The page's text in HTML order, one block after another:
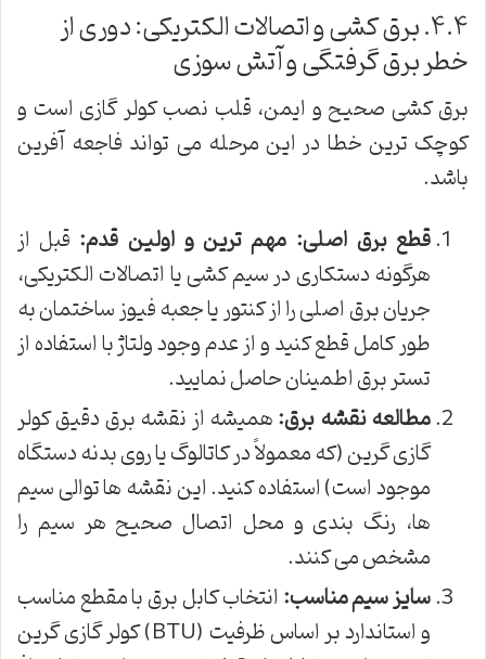
۴.۴. برق کشی و اتصالات الکتریکی: دوری از
خطر برق گرفتگی و آتش سوزی
برق کشی صحیح و ایمن، قلب نصب کولر گازی است و
کوچک ترین خطا در این مرحله می تواند فاجعه آفرین
باشد.
قطع برق اصلی: مهم ترین و اولین قدم: قبل از
هرگونه دستکاری در سیم کشی یا اتصالات الکتریکی،
جریان برق اصلی را از کنتور یا جعبه فیوز ساختمان به
طور کامل قطع کنید و از عدم وجود ولتاژ با استفاده از
تستر برق اطمینان حاصل نمایید.
مطالعه نقشه برق:همیشه از نقشه برق دقیق کولر
گازی گرین (که معمولاً در کاتالوگ یا روی بدنه دستگاه
موجود است) استفاده کنید. این نقشه ها توالی سیم
ها، رنگ بندی و محل اتصال صحیح هر سیم را
مشخص می کنند.
سایز سیم مناسب:انتخاب کابل برق با مقطع مناسب
و استاندارد بر اساس ظرفیت (BTU) کولر گازی گرین